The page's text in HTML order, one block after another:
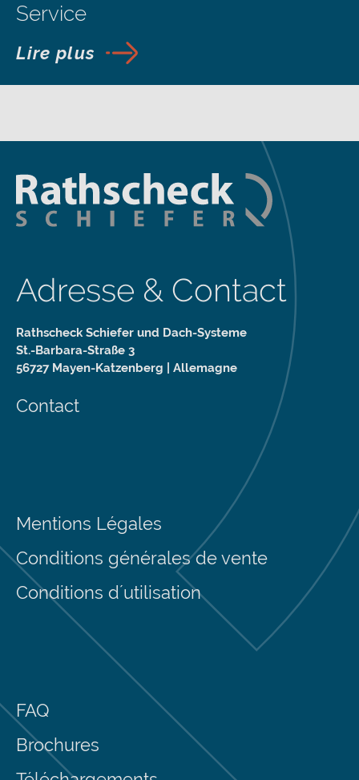
Service
Lire plus
Adresse & Contact
Rathscheck Schiefer und Dach-Systeme
St.-Barbara-Straße 3
56727 Mayen-Katzenberg | Allemagne
Contact
Mentions Légales
Conditions générales de vente
Conditions d´utilisation
FAQ
Brochures